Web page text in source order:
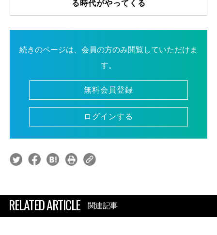
る時代がやってくる
続きのページは、会員の方のみ閲覧していただけま
す。
無料会員登録
ログインする
RELATED ARTICLE 関連記事